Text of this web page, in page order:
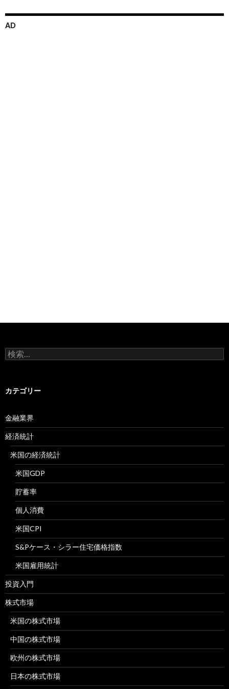
AD
検
索:
カテゴリー
金融業界
経済統計
米国の経済統計
米国GDP
貯蓄率
個人消費
米国CPI
S&Pケース・シラー住宅価格指数
米国雇用統計
投資入門
株式市場
米国の株式市場
中国の株式市場
欧州の株式市場
日本の株式市場